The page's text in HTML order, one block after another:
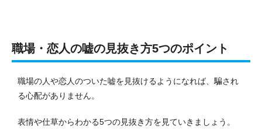
職場・恋人の嘘の見抜き方5つのポイント
職場の人や恋人のついた嘘を見抜けるようになれば、騙され
る心配がありません。
表情や仕草からわかる5つの見抜き方を見ていきましょう。